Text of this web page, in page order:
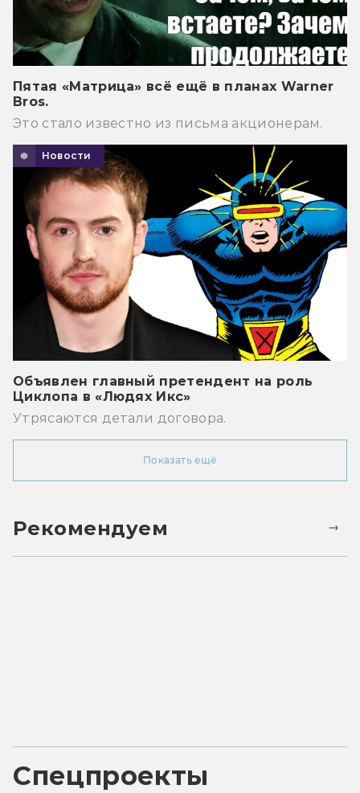
Пятая «Матрица» всё ещё в планах Warner
Bros.
Это стало известно из письма акционерам.
Новости
Объявлен главный претендент на роль
Циклопа в «Людях Икс»
Утрясаются детали договора.
Показать ещё
Рекомендуем
Спецпроекты